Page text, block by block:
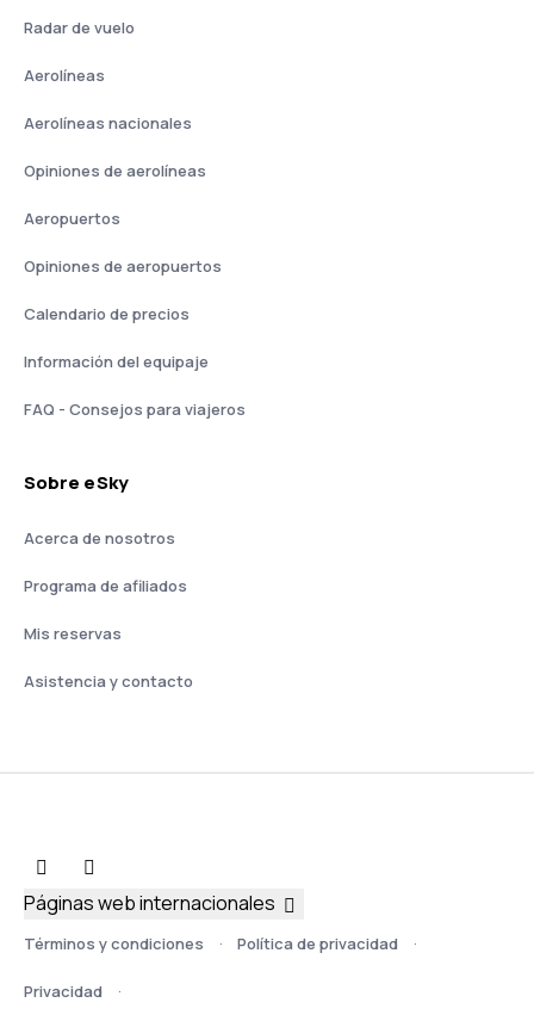
Radar de vuelo
Aerolíneas
Aerolíneas nacionales
Opiniones de aerolíneas
Aeropuertos
Opiniones de aeropuertos
Calendario de precios
Información del equipaje
FAQ - Consejos para viajeros
Sobre eSky
Acerca de nosotros
Programa de afiliados
Mis reservas
Asistencia y contacto
Términos y condiciones Política de privacidad
Privacidad
Páginas web internacionales